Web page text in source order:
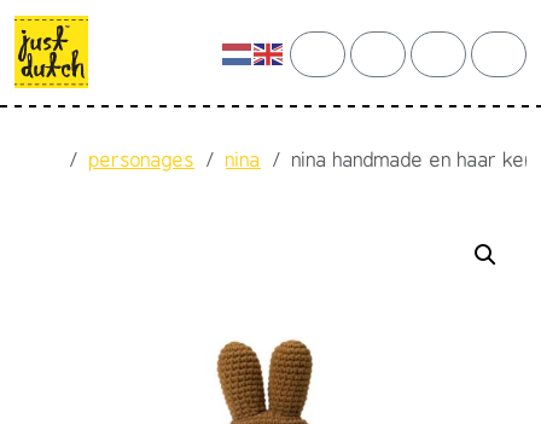
Skip to content
Skip to footer
searchaccountcart
Homepersonages nina nina handmade en haar